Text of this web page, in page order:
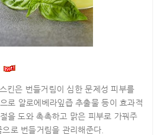
킨은 번들거림이 심한 문제성 피부를
로 알로에베라잎즙 추출물 등이 효과적
을 도와 촉촉하고 맑은 피부로 가꿔주
로 번들거림을 관리해준다.